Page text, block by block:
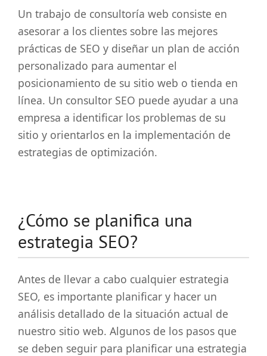
Un trabajo de consultoría web consiste en
asesorar a los clientes sobre las mejores
prácticas de SEO y diseñar un plan de acción
personalizado para aumentar el
posicionamiento de su sitio web o tienda en
línea. Un consultor SEO puede ayudar a una
empresa a identificar los problemas de su
sitio y orientarlos en la implementación de
estrategias de optimización.
¿Cómo se planifica una
estrategia SEO?
Antes de llevar a cabo cualquier estrategia
SEO, es importante planificar y hacer un
análisis detallado de la situación actual de
nuestro sitio web. Algunos de los pasos que
se deben seguir para planificar una estrategia